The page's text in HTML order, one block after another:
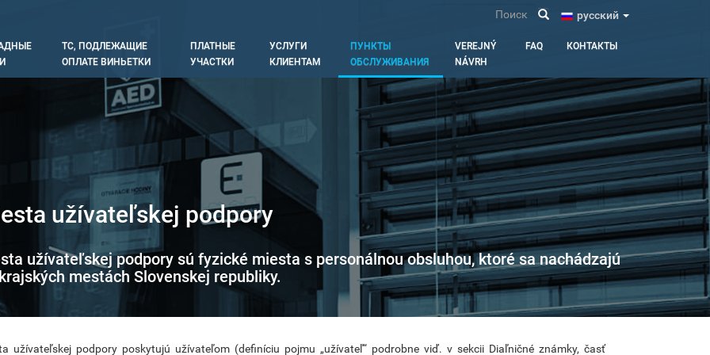
pусский
Поиск
ТС, ПОДЛЕЖАЩИЕ
ОПЛАТЕ ВИНЬЕТКИ
ПЛАТНЫЕ
УЧАСТКИ
УСЛУГИ
КЛИЕНТАМ
ПУНКТЫ
ОБСЛУЖИВАНИЯ
VEREJNÝ
NÁVRH
FAQ КОНТАКТЫ
užívateľskej podpory
užívateľskej podpory sú fyzické miesta s personálnou obsluhou, ktoré sa nachádzajú
mestách Slovenskej republiky.
užívateľskej podpory poskytujú užívateľom (definíciu pojmu „užívateľ“ podrobne viď. v sekcii Diaľničné známky, časť